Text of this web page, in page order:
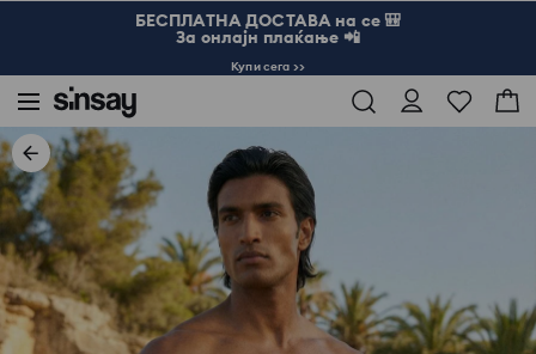
БЕСПЛАТНА ДОСТАВА на се 🎒
За онлајн плаќање 📲
Купи сега >>